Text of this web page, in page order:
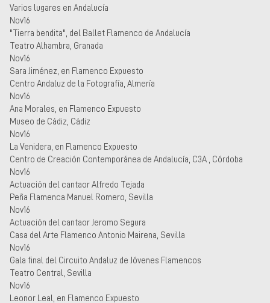
Varios lugares en Andalucía
Nov16
"Tierra bendita", del Ballet Flamenco de Andalucía
Teatro Alhambra, Granada
Nov16
Sara Jiménez, en Flamenco Expuesto
Centro Andaluz de la Fotografía, Almería
Nov16
Ana Morales, en Flamenco Expuesto
Museo de Cádiz, Cádiz
Nov16
La Venidera, en Flamenco Expuesto
Centro de Creación Contemporánea de Andalucía, C3A , Córdoba
Nov16
Actuación del cantaor Alfredo Tejada
Peña Flamenca Manuel Romero, Sevilla
Nov16
Actuación del cantaor Jeromo Segura
Casa del Arte Flamenco Antonio Mairena, Sevilla
Nov16
Gala final del Circuito Andaluz de Jóvenes Flamencos
Teatro Central, Sevilla
Nov16
Leonor Leal, en Flamenco Expuesto